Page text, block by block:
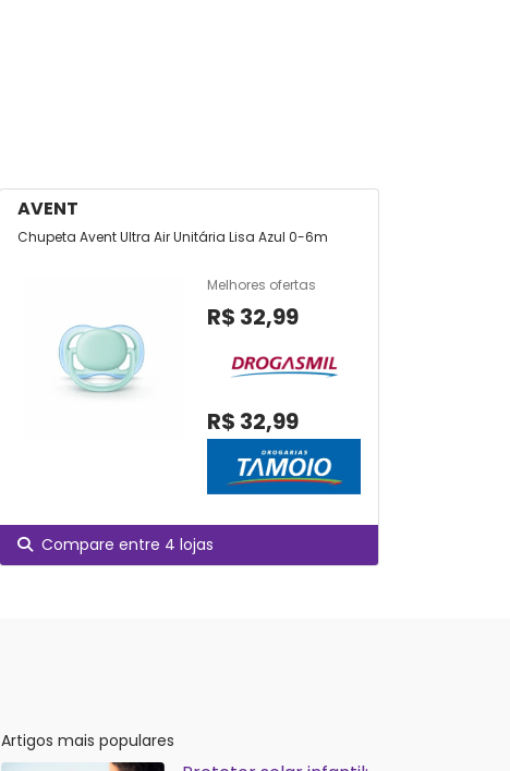
AVENT
Chupeta Avent Ultra Air Unitária Lisa Azul 0-6m
Melhores ofertas
R$ 32,99
R$ 32,99
Compare entre 4 lojas
Artigos mais populares